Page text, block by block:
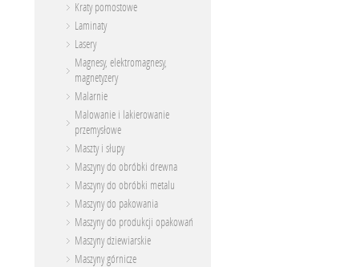
Kraty pomostowe
Laminaty
Lasery
Magnesy, elektromagnesy,
magnetyzery
Malarnie
Malowanie i lakierowanie
przemysłowe
Maszty i słupy
Maszyny do obróbki drewna
Maszyny do obróbki metalu
Maszyny do pakowania
Maszyny do produkcji opakowań
Maszyny dziewiarskie
Maszyny górnicze